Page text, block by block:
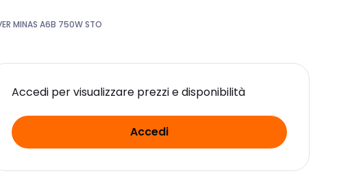
MINAS A6B 750W STO
Accedi per visualizzare prezzi e disponibilità
Accedi